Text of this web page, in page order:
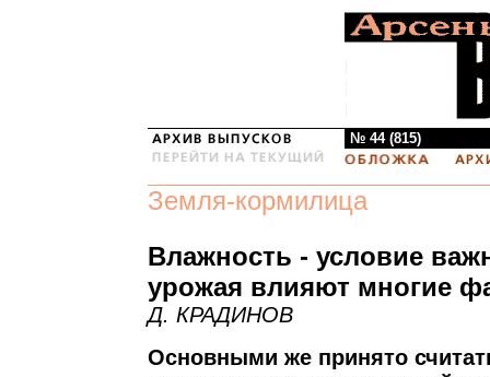
№ 44 (815)
Земля-кормилица
Влажность - условие
урожая влияют многие
Д. КРАДИНОВ
Основными же принято